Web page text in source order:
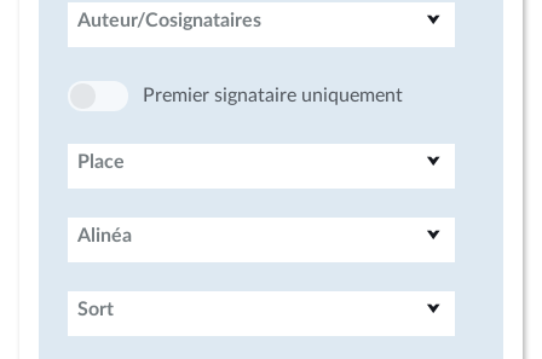
Auteur/Cosignataires
Premier signataire uniquement
Place
Alinéa
Sort